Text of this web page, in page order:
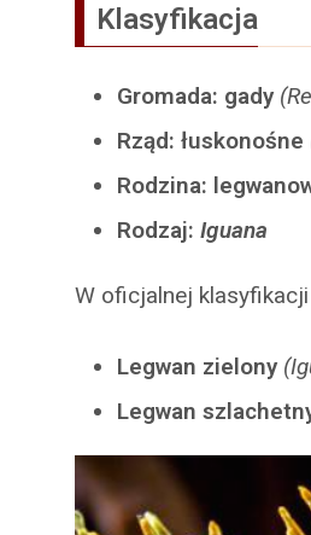
Klasyfikacja
Gromada: gady
Rząd: łuskonośne
Rodzina:
Rodzaj: Iguana
W oficjalnej
Legwan zielony
Legwan